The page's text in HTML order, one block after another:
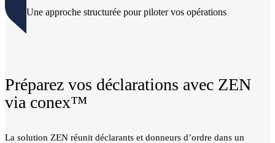
Une approche structurée pour piloter vos opérations
Préparez vos déclarations avec ZEN
via conex™
La solution ZEN réunit déclarants et donneurs d’ordre dans un